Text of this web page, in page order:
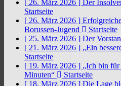
[ 26. März 2026 ] Der
Startseite
[ 26. März 2026 ]
Borussen-Jugend
Startseite
[ 25. März 2026 ] Der
[ 21. März 2026 ] „Ein
Startseite
[ 19. März 2026 ] „Ich bin für
Minuten“
Startseite
[ 18. März 2026 ] Die Lage